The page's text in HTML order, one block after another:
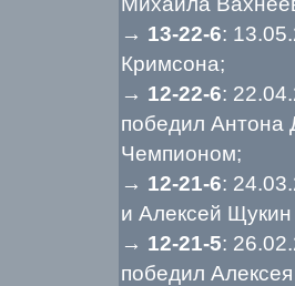
→ 13-22-6:
Кримсона;
→ 12-22-6:
победил
Чемпионом;
→ 12-21-6:
и Алексей
→ 12-21-5:
победил